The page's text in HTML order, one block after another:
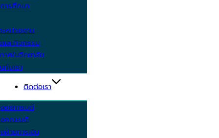
ารศึกษา
หน่วยงาน
และกิจกรรม
าศในวิทยาลัย
กับเรา
ติดต่อเรา
อธิการบดี
คณะบดี
ฝ่ายการเงิน